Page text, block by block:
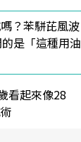
？苯駢芘風波
是「這種用油
看起來像28